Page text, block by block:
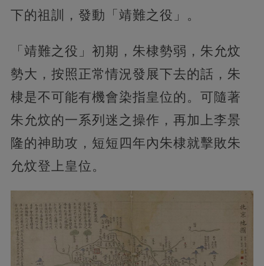
下的祖訓，發動「靖難之役」。
「靖難之役」初期，朱棣勢弱，朱允炆
勢大，按照正常情況發展下去的話，朱
棣是不可能有機會染指皇位的。可隨著
朱允炆的一系列迷之操作，再加上李景
隆的神助攻，短短四年內朱棣就擊敗朱
允炆登上皇位。